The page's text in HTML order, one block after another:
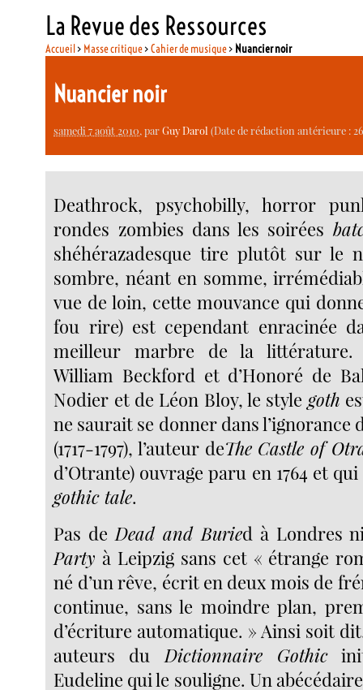
La Revue des Ressources
Accueil> Masse critique>Cahier de musique> Nuancier noir
Nuancier noir
samedi 7 août 2010, parGuy Darol (Date de rédaction antérieure :
Deathrock, psychobilly, horror
rondes zombies dans les soirées
shéhérazadesque tire plutôt sur le
sombre, néant en somme,
vue de loin, cette mouvance qui
fou rire) est cependant enracinée
meilleur marbre de la littérature.
William Beckford et d’Honoré de
Nodier et de Léon Bloy, le style goth
ne saurait se donner dans l’ignorance
(1717-1797), l’auteur deThe Castle of
d’Otrante) ouvrage paru en 1764 et
gothic tale.
Pas deDead and Buried à Londres
Party à Leipzig sans cet « étrange
né d’un rêve, écrit en deux mois de
continue, sans le moindre plan,
d’écriture automatique. » Ainsi soit dit.
auteurs du Dictionnaire Gothic
Eudeline qui le souligne. Un